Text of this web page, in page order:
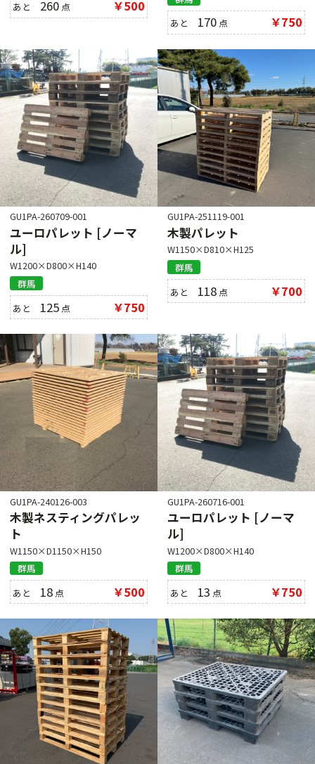
あと 260 点 ￥500
あと 170 点 ￥750
GU1PA-260709-001
ユーロパレット [ノーマ
ル]
W1200×D800×H140
群馬
あと 125 点 ￥750
GU1PA-251119-001
木製パレット
W1150×D810×H125
群馬
あと 118 点 ￥700
GU1PA-240126-003
木製ネスティングパレッ
ト
W1150×D1150×H150
群馬
あと 18 点 ￥500
GU1PA-260716-001
ユーロパレット [ノーマ
ル]
W1200×D800×H140
群馬
あと 13 点 ￥750